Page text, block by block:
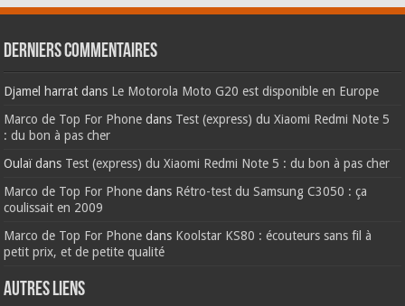
Derniers commentaires
Djamel harrat dans Le Motorola Moto G20 est disponible en Europe
Marco de Top For Phone dans Test (express) du Xiaomi Redmi Note 5
: du bon à pas cher
Oulaïdans Test (express) du Xiaomi Redmi Note 5 : du bon à pas cher
Marco de Top For Phone dans Rétro-test du Samsung C3050 : ça
coulissait en 2009
Marco de Top For Phone dans Koolstar KS80 : écouteurs sans fil à
petit prix, et de petite qualité
AUTRES LIENS